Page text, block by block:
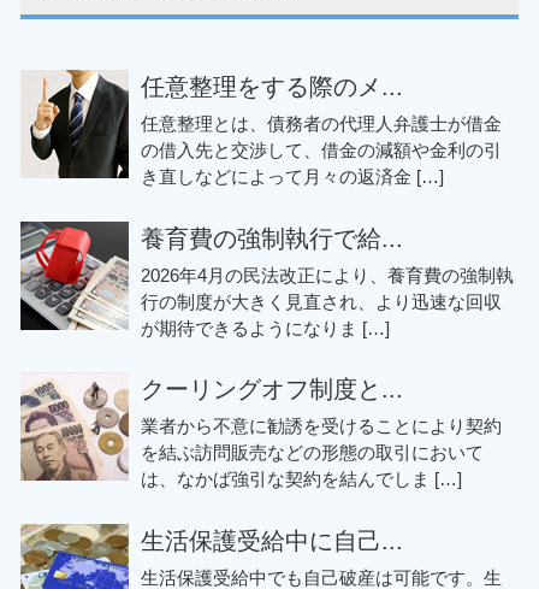
任意整理をする際のメ...
任意整理とは、債務者の代理人弁護士が借金
の借入先と交渉して、借金の減額や金利の引
き直しなどによって月々の返済金 […]
養育費の強制執行で給...
2026年4月の民法改正により、養育費の強制執
行の制度が大きく見直され、より迅速な回収
が期待できるようになりま […]
クーリングオフ制度と...
業者から不意に勧誘を受けることにより契約
を結ぶ訪問販売などの形態の取引において
は、なかば強引な契約を結んでしま […]
生活保護受給中に自己...
生活保護受給中でも自己破産は可能です。生